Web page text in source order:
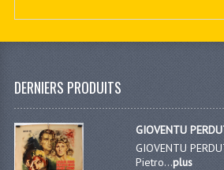
DERNIERS PRODUITS
GIOVENTU
GIOVENTU
Pietro...plus